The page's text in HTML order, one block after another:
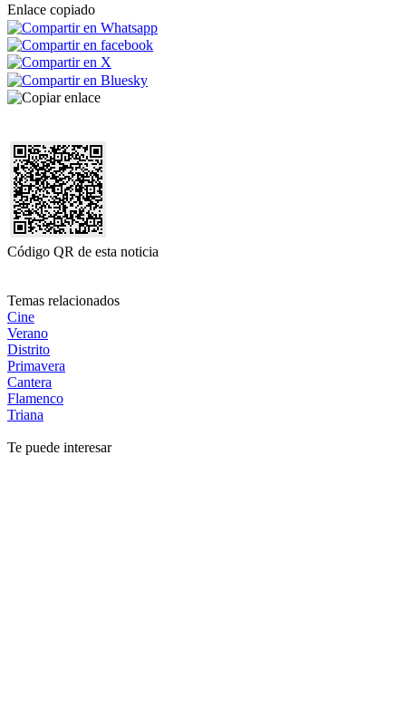
Enlace copiado
Código QR de esta noticia
Temas relacionados
Cine
Verano
Distrito
Primavera
Cantera
Flamenco
Triana
Te puede interesar